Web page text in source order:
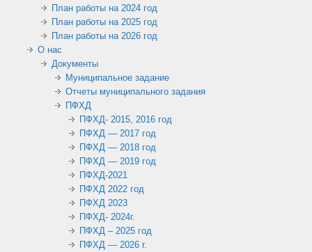
План работы на 2024 год
План работы на 2025 год
План работы на 2026 год
О нас
Документы
Муниципальное задание
Отчеты муниципального задания
ПФХД
ПФХД- 2015, 2016 год
ПФХД — 2017 год
ПФХД — 2018 год
ПФХД — 2019 год
ПФХД-2021
ПФХД 2022 год
ПФХД 2023
ПФХД- 2024г.
ПФХД – 2025 год
ПФХД — 2026 г.